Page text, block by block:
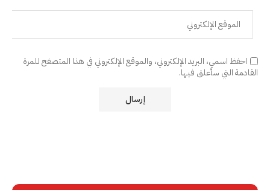
احفظ اسمي، البريد الإلكتروني، والموقع الإلكتروني في هذا المتصفح للمرة
القادمة التي سأعلق فيها.